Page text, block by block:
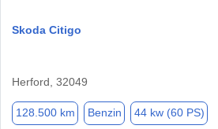
Skoda Citigo
Herford, 32049
128.500 km Benzin 44 kw (60 PS)